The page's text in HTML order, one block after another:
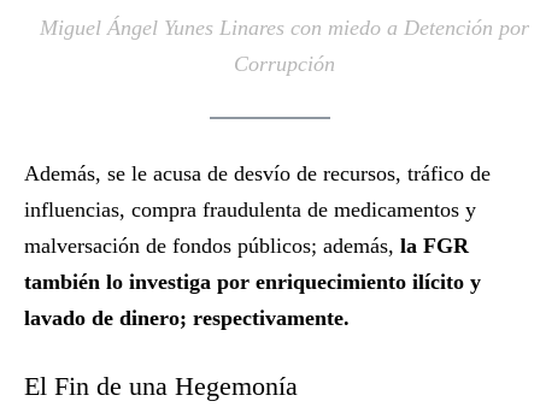
Miguel Ángel Yunes Linares con miedo a Detención por
Corrupción
Además, se le acusa de desvío de recursos, tráfico de
influencias, compra fraudulenta de medicamentos y
malversación de fondos públicos; además, la FGR
también lo investiga por enriquecimiento ilícito y
lavado de dinero; respectivamente.
El Fin de una Hegemonía